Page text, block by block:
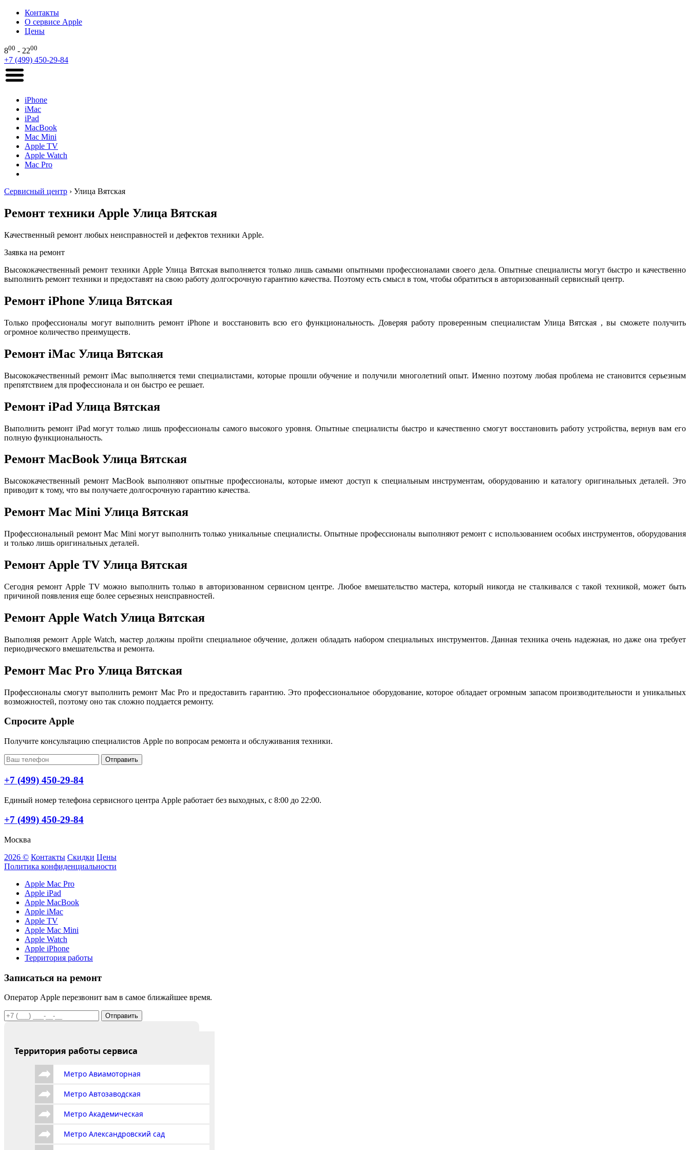
Контакты
О сервисе Apple
Цены
800 - 2200
+7 (499) 450-29-84
iPhone
iMac
iPad
MacBook
Mac Mini
Apple TV
Apple Watch
Mac Pro
Сервисный центр › Улица Вятская
Ремонт техники Apple Улица Вятская
Качественный ремонт любых неисправностей и дефектов техники Apple.
Заявка на ремонт
Высококачественный ремонт техники Apple Улица Вятская выполняется только лишь самыми опытными профессионалами своего дела. Опытные специалисты могут быстро и качественно
выполнить ремонт техники и предоставят на свою работу долгосрочную гарантию качества. Поэтому есть смысл в том, чтобы обратиться в авторизованный сервисный центр.
Ремонт iPhone Улица Вятская
Только профессионалы могут выполнить ремонт iPhone и восстановить всю его функциональность. Доверяя работу проверенным специалистам Улица Вятская , вы сможете получить
огромное количество преимуществ.
Ремонт iMac Улица Вятская
Высококачественный ремонт iMac выполняется теми специалистами, которые прошли обучение и получили многолетний опыт. Именно поэтому любая проблема не становится серьезным
препятствием для профессионала и он быстро ее решает.
Ремонт iPad Улица Вятская
Выполнить ремонт iPad могут только лишь профессионалы самого высокого уровня. Опытные специалисты быстро и качественно смогут восстановить работу устройства, вернув вам его
полную функциональность.
Ремонт MacBook Улица Вятская
Высококачественный ремонт MacBook выполняют опытные профессионалы, которые имеют доступ к специальным инструментам, оборудованию и каталогу оригинальных деталей. Это
приводит к тому, что вы получаете долгосрочную гарантию качества.
Ремонт Mac Mini Улица Вятская
Профессиональный ремонт Mac Mini могут выполнить только уникальные специалисты. Опытные профессионалы выполняют ремонт с использованием особых инструментов, оборудования
и только лишь оригинальных деталей.
Ремонт Apple TV Улица Вятская
Сегодня ремонт Apple TV можно выполнить только в авторизованном сервисном центре. Любое вмешательство мастера, который никогда не сталкивался с такой техникой, может быть
причиной появления еще более серьезных неисправностей.
Ремонт Apple Watch Улица Вятская
Выполняя ремонт Apple Watch, мастер должны пройти специальное обучение, должен обладать набором специальных инструментов. Данная техника очень надежная, но даже она требует
периодического вмешательства и ремонта.
Ремонт Mac Pro Улица Вятская
Профессионалы смогут выполнить ремонт Mac Pro и предоставить гарантию. Это профессиональное оборудование, которое обладает огромным запасом производительности и уникальных
возможностей, поэтому оно так сложно поддается ремонту.
Спросите Apple
Получите консультацию специалистов Apple по вопросам ремонта и обслуживания техники.
Отправить
+7 (499) 450-29-84
Единый номер телефона сервисного центра Apple работает без выходных, с 8:00 до 22:00.
+7 (499) 450-29-84
Москва
2026 © Контакты Скидки Цены
Политика конфиденциальности
Apple Mac Pro
Apple iPad
Apple MacBook
Apple iMac
Apple TV
Apple Mac Mini
Apple Watch
Apple iPhone
Территория работы
Записаться на ремонт
Оператор Apple перезвонит вам в самое ближайшее время.
Отправить
Территория работы сервиса
Метро Авиамоторная
Метро Автозаводская
Метро Академическая
Метро Александровский сад